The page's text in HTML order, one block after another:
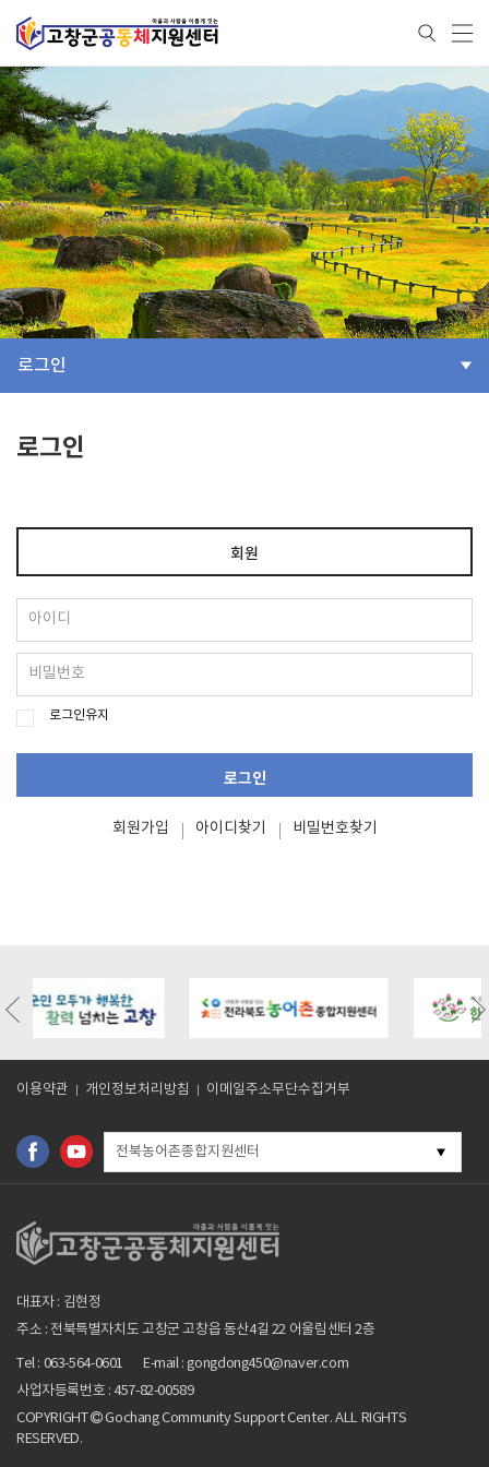
로그인
로그인
회원
로그인유지
로그인
회원가입 아이디찾기 비밀번호찾기
bo_table=m05_01&wr_id=9
이용약관 개인정보처리방침 이메일주소무단수집거부
전북농어촌종합지원센터
대표자 : 김현정
주소 : 전북특별자치도 고창군 고창읍 동산4길 22 어울림센터 2층
Tel : 063-564-0601
E-mail : gongdong450@naver.com
사업자등록번호 : 457-82-00589
COPYRIGHT
Gochang Community Support Center. ALL RIGHTS
RESERVED.